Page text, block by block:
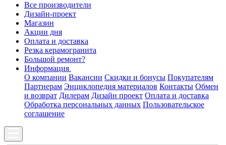
Все производители
Дизайн-проект
Магазин
Акции дня
Оплата и доставка
Резка керамогранита
Большой ремонт?
Информация
О компании Вакансии Скидки и бонусы Покупателям
Партнерам Энциклопедия материалов Контакты Обмен
и возврат Дилерам Дизайн проект Оплата и доставка
Обработка персональных данных Пользовательское
соглашение